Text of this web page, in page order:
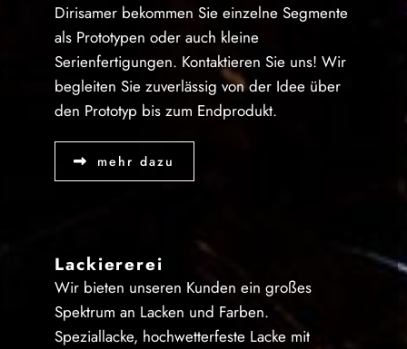
Dirisamer bekommen Sie einzelne Segmente
als Prototypen oder auch kleine
Serienfertigungen. Kontaktieren Sie uns! Wir
begleiten Sie zuverlässig von der Idee über
den Prototyp bis zum Endprodukt.
mehr dazu
Lackiererei
Wir bieten unseren Kunden ein großes
Spektrum an Lacken und Farben.
Speziallacke, hochwetterfeste Lacke mit